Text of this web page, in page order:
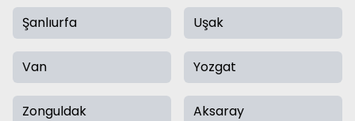
Şanlıurfa Uşak
Van Yozgat
Zonguldak Aksaray